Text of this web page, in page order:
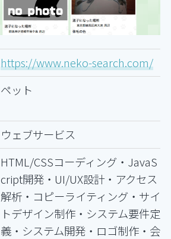
https://www.neko-search.com/
ペット
ウェブサービス
HTML/CSSコーディング・JavaS
cript開発・UI/UX設計・アクセス
解析・コピーライティング・サイ
トデザイン制作・システム要件定
義・システム開発・ロゴ制作・会